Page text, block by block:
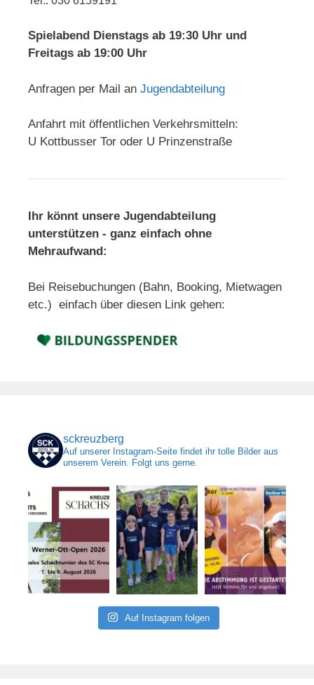
Spielabend Dienstags ab 19:30 Uhr und
Freitags ab 19:00 Uhr
Anfragen per Mail an Jugendabteilung
Anfahrt mit öffentlichen Verkehrsmitteln:
U Kottbusser Tor oder U Prinzenstraße
Ihr könnt unsere Jugendabteilung
unterstützen - ganz einfach ohne
Mehraufwand:
Bei Reisebuchungen (Bahn, Booking, Mietwagen
etc.) einfach über diesen Link gehen:
sckreuzberg
Auf unserer Instagram-Seite findet ihr tolle Bilder aus
unserem Verein. Folgt uns gerne.
Auf Instagram folgen